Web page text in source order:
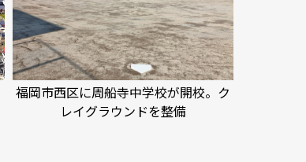
福岡市西区に周船寺中学校が開校。ク
レイグラウンドを整備